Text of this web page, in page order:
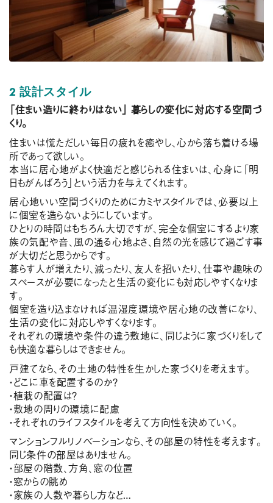
2 設計スタイル
「住まい造りに終わりはない」 暮らしの変化に対応する空間づ
くり。
住まいは慌ただしい毎日の疲れを癒やし、心から落ち着ける場
所であって欲しい。
本当に居心地がよく快適だと感じられる住まいは、心身に「明
日もがんばろう」という活力を与えてくれます。
居心地いい空間づくりのためにカミヤスタイルでは、必要以上
に個室を造らないようにしています。
ひとりの時間はもちろん大切ですが、完全な個室にするより家
族の気配や音、風の通る心地よさ、自然の光を感じて過ごす事
が大切だと思うからです。
暮らす人が増えたり、減ったり、友人を招いたり、仕事や趣味の
スペースが必要になったと生活の変化にも対応しやすくなりま
す。
個室を造り込まなければ温湿度環境や居心地の改善になり、
生活の変化に対応しやすくなります。
それぞれの環境や条件の違う敷地に、同じように家づくりをして
も快適な暮らしはできません。
戸建てなら、その土地の特性を生かした家づくりを考えます。
・どこに車を配置するのか？
・植栽の配置は？
・敷地の周りの環境に配慮
・それぞれのライフスタイルを考えて方向性を決めていく。
マンションフルリノベーションなら、その部屋の特性を考えます。
同じ条件の部屋はありません。
・部屋の階数、方角、窓の位置
・窓からの眺め
・家族の人数や暮らし方など…